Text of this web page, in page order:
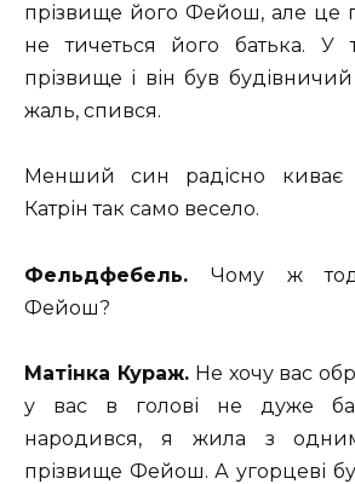
прізвище його Фейош, але це
не тичеться його батька. У
прізвище і він був
жаль, спився.
Менший син радісно киває
Катрін так само весело.
Фельдфебель. Чому ж
Фейош?
Матінка Кураж.Не хочу вас
у вас в голові не дуже
народився, я жила з
прізвище Фейош. А угорцеві